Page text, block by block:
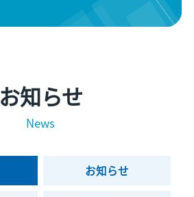
お知らせ
News
お知らせ